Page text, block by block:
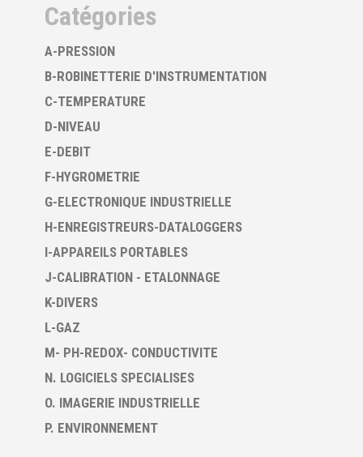
Catégories
A-PRESSION
B-ROBINETTERIE D'INSTRUMENTATION
C-TEMPERATURE
D-NIVEAU
E-DEBIT
F-HYGROMETRIE
G-ELECTRONIQUE INDUSTRIELLE
H-ENREGISTREURS-DATALOGGERS
I-APPAREILS PORTABLES
J-CALIBRATION - ETALONNAGE
K-DIVERS
L-GAZ
M- PH-REDOX- CONDUCTIVITE
N. LOGICIELS SPECIALISES
O. IMAGERIE INDUSTRIELLE
P. ENVIRONNEMENT